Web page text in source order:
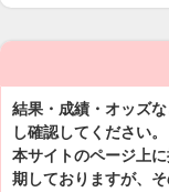
結果・成績・オッズ
し確認してください。
本サイトのページ上
期しておりますが、